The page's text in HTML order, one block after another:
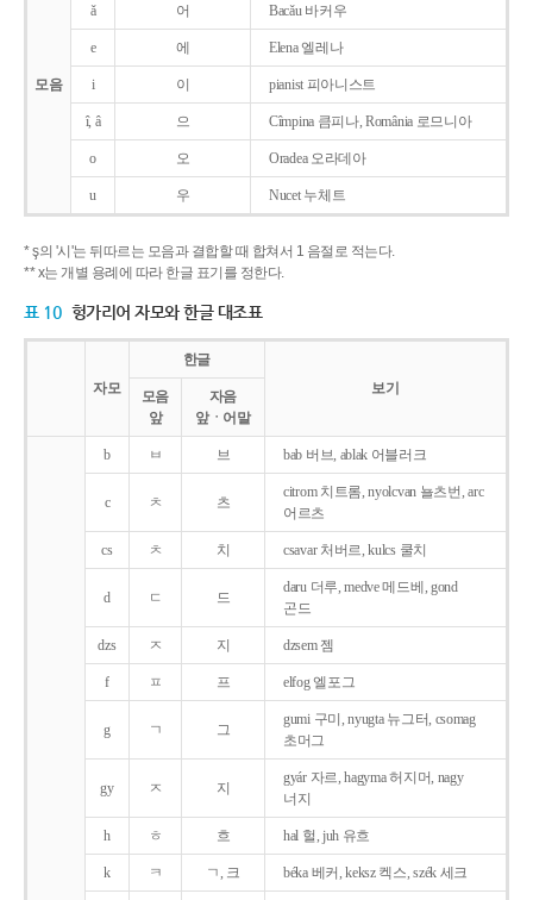
모음
ǎ 어 Bacǎu 바커우
e 에 Elena 엘레나
i 이 pianist 피아니스트
î, â 으 Cîmpina 큼피나, România 로므니아
o 오 Oradea 오라데아
u 우 Nucet 누체트
* ş의 '시'는 뒤따르는 모음과 결합할 때 합쳐서 1 음절로 적는다.
** x는 개별 용례에 따라 한글 표기를 정한다.
표 10 헝가리어 자모와 한글 대조표
자모
한글
보기
모음
앞
자음
앞ㆍ어말
b ㅂ 브 bab 버브, ablak 어블러크
c ㅊ 츠
citrom 치트롬, nyolcvan 뇰츠번, arc
어르츠
cs ㅊ 치 csavar 처버르, kulcs 쿨치
d ㄷ 드
daru 더루, medve 메드베, gond
곤드
dzs ㅈ 지 dzsem 젬
f ㅍ 프 elfog 엘포그
g ㄱ 그
gumi 구미, nyugta 뉴그터, csomag
초머그
gy ㅈ 지
gyár 자르, hagyma 허지머, nagy
너지
h ㅎ 흐 hal 헐, juh 유흐
k ㅋ ㄱ, 크 béka 베커, keksz 켁스, szék 세크